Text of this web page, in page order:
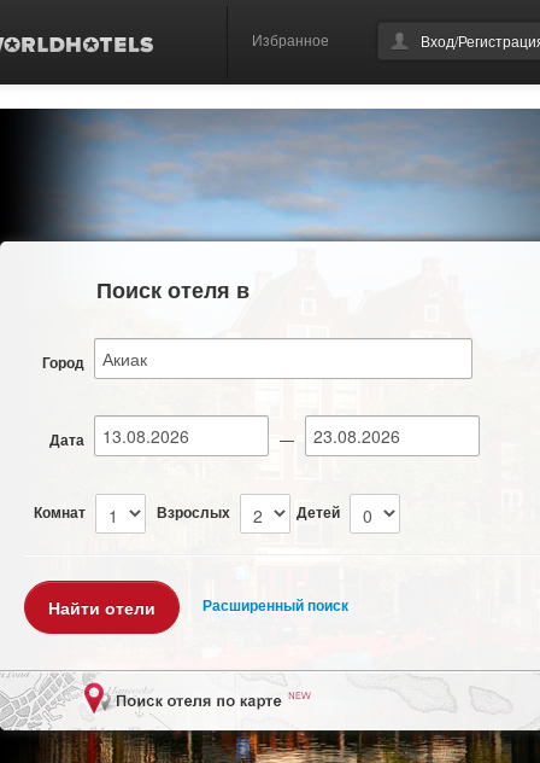
Избранное Вход/
Поиск отеля в
Город
Дата —
Комнат Взрослых Детей
Расширенный поиск